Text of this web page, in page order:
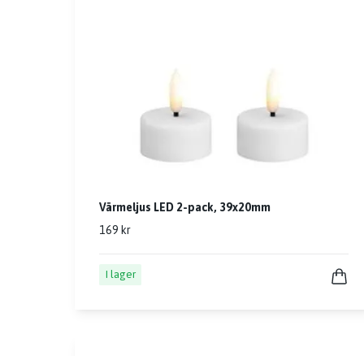
Värmeljus LED 2-pack, 39x20mm
169 kr
I lager